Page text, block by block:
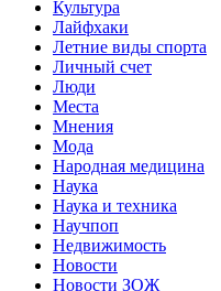
Культура
Лайфхаки
Летние виды спорта
Личный счет
Люди
Места
Мнения
Мода
Народная медицина
Наука
Наука и техника
Научпоп
Недвижимость
Новости
Новости ЗОЖ